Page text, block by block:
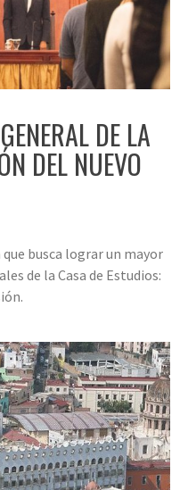
DE LA
DEL NUEVO
busca lograr un mayor
de la Casa de Estudios: